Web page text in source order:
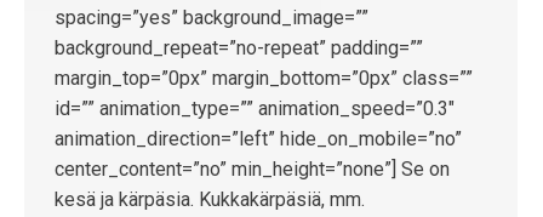
spacing=”yes” background_image=””
background_repeat=”no-repeat” padding=””
margin_top=”0px” margin_bottom=”0px” class=””
id=”” animation_type=”” animation_speed=”0.3″
animation_direction=”left” hide_on_mobile=”no”
center_content=”no” min_height=”none”] Se on
kesä ja kärpäsia. Kukkakärpäsiä, mm.